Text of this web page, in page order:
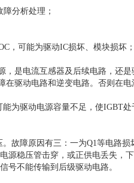
障分析处理；
可能为驱动IC损坏、模块损坏
是电流互感器及后续电路，还是
在驱动电路和逆变电路。否则在
驱动电源容量不足，使IGBT处
障原因有三：一为Q1等电路损
源稳压管击穿，或正供电丢失，
号不能传输到后级驱动电路。